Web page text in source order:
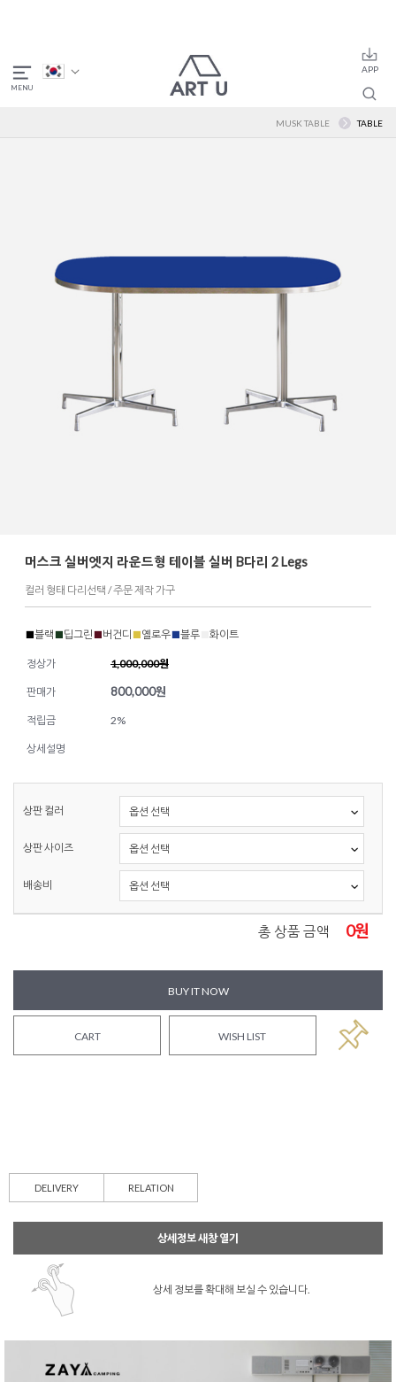
MUSK TABLE TABLE
머스크 실버엣지 라운드형 테이블 실버 B다리 2 Legs
컬러 형태 다리선택 / 주문 제작 가구
■블랙■딥그린■버건디 ■옐로우■블루 화이트
정상가 1,000,000원
판매가 800,000원
적립금 2%
상세설명
상판 컬러
상판 사이즈
배송비
총 상품 금액 0원
BUY IT NOW
CART WISH LIST
DELIVERY RELATION
상세정보 새창 열기
상세 정보를 확대해 보실 수 있습니다.